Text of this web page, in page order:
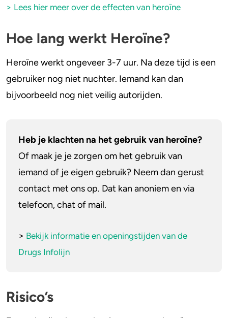
> Lees hier meer over de effecten van heroïne
Hoe lang werkt Heroïne?
Heroïne werkt ongeveer 3-7 uur. Na deze tijd is een
gebruiker nog niet nuchter. Iemand kan dan
bijvoorbeeld nog niet veilig autorijden.
Heb je klachten na het gebruik van heroïne?
Of maak je je zorgen om het gebruik van
iemand of je eigen gebruik? Neem dan gerust
contact met ons op. Dat kan anoniem en via
telefoon, chat of mail.
> Bekijk informatie en openingstijden van de
Drugs Infolijn
Risico’s